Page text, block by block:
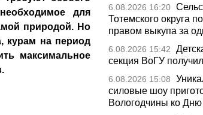
для
природой. Но
курам на период
максимальное
6.08.2026 16:20
Тотемского округа
правом выкупа за
6.08.2026 15:42
секция ВоГУ
6.08.2026 15:08
силовые шоу
Вологодчины ко Дню